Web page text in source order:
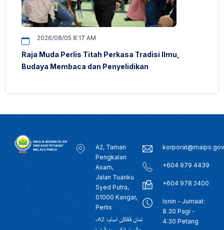
2026/08/05 8:17 AM
Raja Muda Perlis Titah Perkasa Tradisi Ilmu,
Budaya Membaca dan Penyelidikan
A2, Taman
Pengkalan
Asam,
Jalan Tuanku
Syed Putra,
01000 Kangar,
Perlis
+604 979 4439
+604 978 2400
Isnin - Jumaat:
8.30 Pagi -
4:30 Petang